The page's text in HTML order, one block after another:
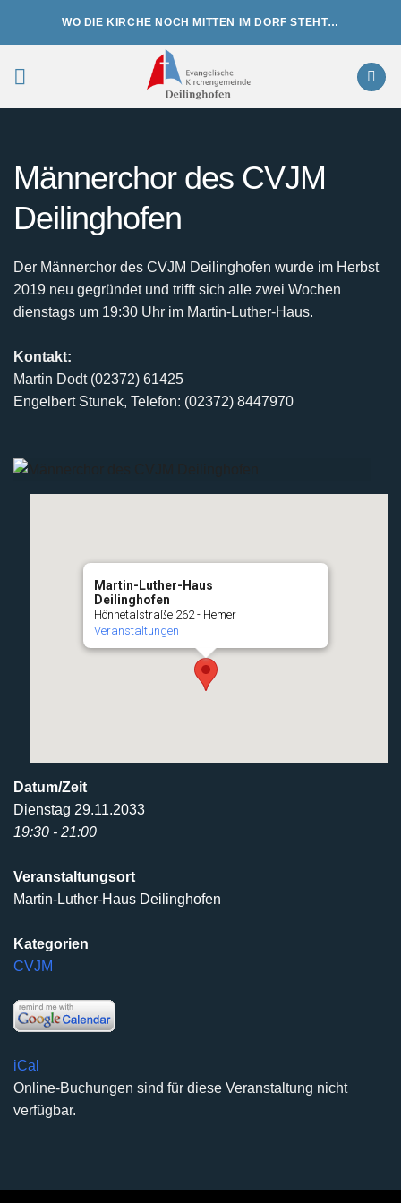
WO DIE KIRCHE NOCH MITTEN IM DORF STEHT…
Männerchor des CVJM
Deilinghofen
Der Männerchor des CVJM Deilinghofen wurde im Herbst
2019 neu gegründet und trifft sich alle zwei Wochen
dienstags um 19:30 Uhr im Martin-Luther-Haus.
Kontakt:
Martin Dodt (02372) 61425
Engelbert Stunek, Telefon: (02372) 8447970
Martin-Luther-Haus
Deilinghofen
Hönnetalstraße 262 - Hemer
Veranstaltungen
Datum/Zeit
Dienstag 29.11.2033
19:30 - 21:00
Veranstaltungsort
Martin-Luther-Haus Deilinghofen
Kategorien
CVJM
iCal
Online-Buchungen sind für diese Veranstaltung nicht
verfügbar.